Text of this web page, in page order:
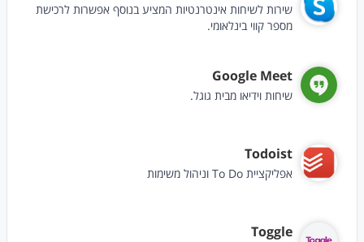
שירות לשיחות אינטרנטיות המציע בנוסף אפשרות לרכישת
מספר קווי בינלאומי.
Google Meet
שיחות וידיאו מבית גוגל.
Todoist
אפליקציית To Do וניהול משימות
Toggle